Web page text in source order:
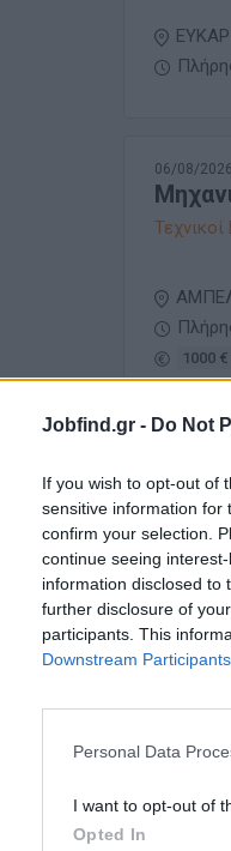
Jobfind.gr - Do Not
If you wish to opt-out of
sensitive information for
confirm your selection.
continue seeing
information disclosed to
further disclosure of
participants. This
Downstream Participants
Personal Data
I want to opt-out of
Opted In
06/08/2026
1000
05/08/2026